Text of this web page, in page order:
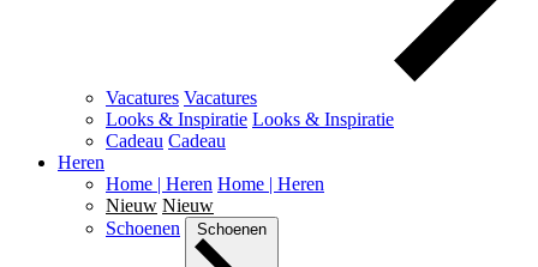
Vacatures Vacatures
Looks & Inspiratie Looks & Inspiratie
Cadeau Cadeau
Heren
Home | Heren Home | Heren
Nieuw Nieuw
Schoenen
Schoenen